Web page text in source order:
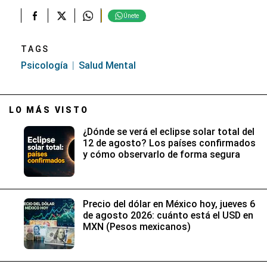
Únete
TAGS
Psicología Salud Mental
LO MÁS VISTO
¿Dónde se verá el eclipse solar total del
12 de agosto? Los países confirmados
y cómo observarlo de forma segura
Precio del dólar en México hoy, jueves 6
de agosto 2026: cuánto está el USD en
MXN (Pesos mexicanos)